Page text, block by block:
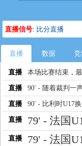
直播信号: 比分直播
直播 数据
直播 本场比赛结束，
直播 90' - 随着裁判一
直播 90' - 比利时U17
直播 79' - 法国
直播 79' - 法国